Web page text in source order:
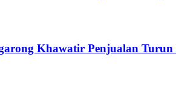
Khawatir Penjualan